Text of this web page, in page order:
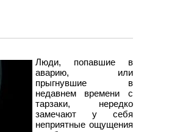
Люди, попавшие в
аварию, или
прыгнувшие в
недавнем времени с
тарзаки, нередко
замечают у себя
неприятные ощущения